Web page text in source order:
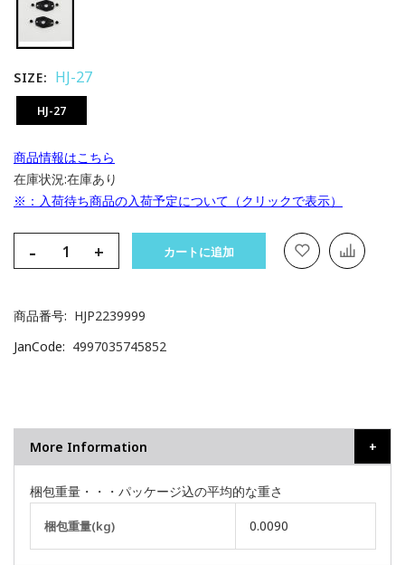
SIZE HJ-27
HJ-27
商品情報はこちら
在庫状況:在庫あり
※：入荷待ち商品の入荷予定について（クリックで表示）
- + カートに追加
商品番号
HJP2239999
JanCode
4997035745852
More Information
梱包重量・・・パッケージ込の平均的な重さ
他
梱包重量(kg) 0.0090